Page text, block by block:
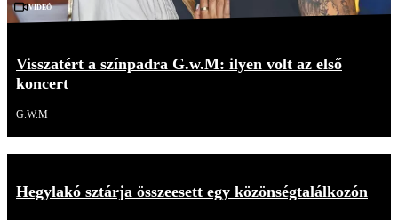
Videó
Visszatért a színpadra G.w.M: ilyen volt az első
koncert
G.W.M
Hegylakó sztárja összeesett egy közönségtalálkozón